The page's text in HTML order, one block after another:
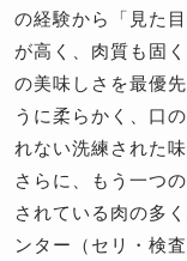
の経験から「見た
が高く、肉質も固
の美味しさを最優
うに柔らかく、口
れない洗練された
さらに、もう一つ
されている肉の多
ンター（セリ・検